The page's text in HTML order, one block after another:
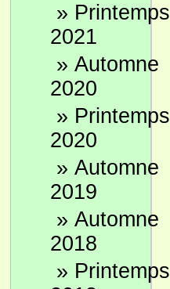
» Printemps
2021
» Automne
2020
» Printemps
2020
» Automne
2019
» Automne
2018
» Printemps